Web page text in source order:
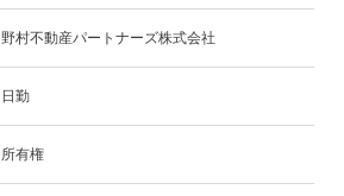
野村不動産パートナーズ株式会社
日勤
所有権